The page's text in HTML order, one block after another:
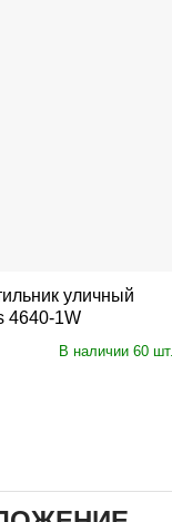
уличный
4640-1W
В наличии 60 шт.